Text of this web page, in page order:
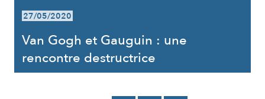
27/05/2020
Van Gogh et Gauguin : une
rencontre destructrice